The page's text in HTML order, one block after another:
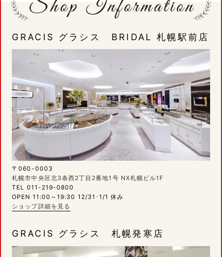
GRACIS グラシス BRIDAL 札幌駅前店
〒060-0003
札幌市中央区北3条西2丁目2番地1号 NX札幌ビル1F
TEL 011-219-0800
OPEN 11:00～19:30 12/31･1/1 休み
ショップ詳細を見る
GRACIS グラシス 札幌発寒店